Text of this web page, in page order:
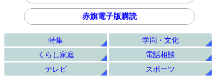
赤旗電子版購読
特集
学問・文化
くらし家庭
電話相談
テレビ
スポーツ